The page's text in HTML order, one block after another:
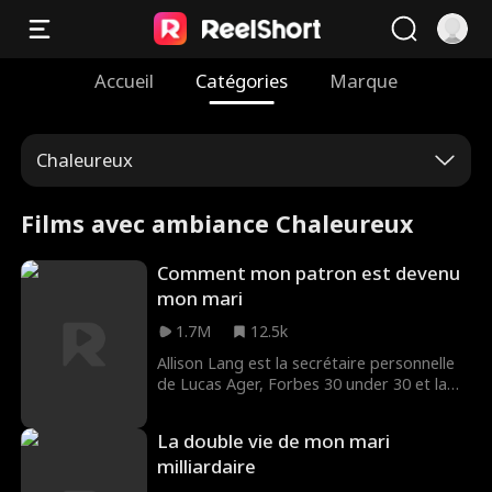
Accueil Catégories Marque
Chaleureux
Films avec ambiance Chaleureux
Comment mon patron est devenu
mon mari
1.7M
12.5k
Allison Lang est la secrétaire personnelle
de Lucas Ager, Forbes 30 under 30 et la
Allison lui envoie un SMS lui indiquant
qu'elle sort maintenant avec Lucas Ager,
La double vie de mon mari
milliardaire